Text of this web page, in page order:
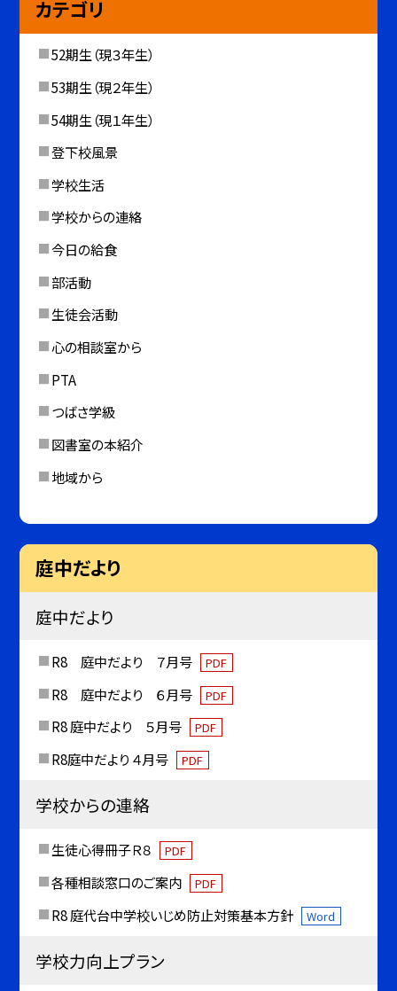
カテゴリ
52期生（現３年生）
53期生（現２年生）
54期生（現１年生）
登下校風景
学校生活
学校からの連絡
今日の給食
部活動
生徒会活動
心の相談室から
PTA
つばさ学級
図書室の本紹介
地域から
庭中だより
庭中だより
R8 庭中だより ７月号 PDF
R8 庭中だより ６月号 PDF
R8 庭中だより ５月号 PDF
R8庭中だより ４月号 PDF
学校からの連絡
生徒心得冊子Ｒ８ PDF
各種相談窓口のご案内 PDF
R8 庭代台中学校いじめ防止対策基本方針 Word
学校力向上プラン